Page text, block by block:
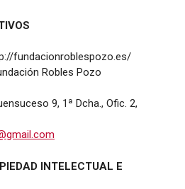
fundacionroblespozo.es/
Robles Pozo
9, 1ª Dcha., Ofic. 2,
INTELECTUAL E